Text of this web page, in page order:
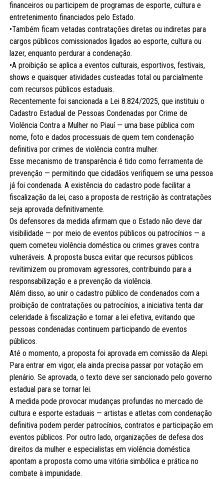
financeiros ou participem de programas de esporte, cultura e
entretenimento financiados pelo Estado.
•Também ficam vetadas contratações diretas ou indiretas para
cargos públicos comissionados ligados ao esporte, cultura ou
lazer, enquanto perdurar a condenação.
•A proibição se aplica a eventos culturais, esportivos, festivais,
shows e quaisquer atividades custeadas total ou parcialmente
com recursos públicos estaduais.
Recentemente foi sancionada a Lei 8.824/2025, que instituiu o
Cadastro Estadual de Pessoas Condenadas por Crime de
Violência Contra a Mulher no Piauí — uma base pública com
nome, foto e dados processuais de quem tem condenação
definitiva por crimes de violência contra mulher.
Esse mecanismo de transparência é tido como ferramenta de
prevenção — permitindo que cidadãos verifiquem se uma pessoa
já foi condenada. A existência do cadastro pode facilitar a
fiscalização da lei, caso a proposta de restrição às contratações
seja aprovada definitivamente.
Os defensores da medida afirmam que o Estado não deve dar
visibilidade — por meio de eventos públicos ou patrocínios — a
quem cometeu violência doméstica ou crimes graves contra
vulneráveis. A proposta busca evitar que recursos públicos
revitimizem ou promovam agressores, contribuindo para a
responsabilização e a prevenção da violência.
Além disso, ao unir o cadastro público de condenados com a
proibição de contratações ou patrocínios, a iniciativa tenta dar
celeridade à fiscalização e tornar a lei efetiva, evitando que
pessoas condenadas continuem participando de eventos
públicos.
Até o momento, a proposta foi aprovada em comissão da Alepi.
Para entrar em vigor, ela ainda precisa passar por votação em
plenário. Se aprovada, o texto deve ser sancionado pelo governo
estadual para se tornar lei.
A medida pode provocar mudanças profundas no mercado de
cultura e esporte estaduais — artistas e atletas com condenação
definitiva podem perder patrocínios, contratos e participação em
eventos públicos. Por outro lado, organizações de defesa dos
direitos da mulher e especialistas em violência doméstica
apontam a proposta como uma vitória simbólica e prática no
combate à impunidade.